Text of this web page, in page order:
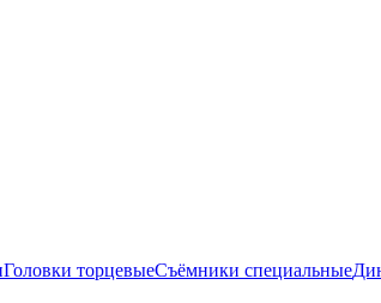
Головки торцевыеСъёмники специальные